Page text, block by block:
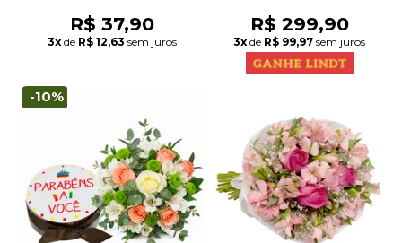
R$ 37,90
3x de R$ 12,63 sem juros
R$ 299,90
3x de R$ 99,97 sem juros
-10%